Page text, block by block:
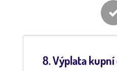
8. Výplata